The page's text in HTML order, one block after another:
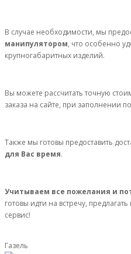
В случае необходимости, мы
манипулятором, что особенно
крупногабаритных изделий.
Вы можете рассчитать точную
заказа на сайте, при заполнении
Также мы готовы предоставить
для Вас время.
Учитываем все пожелания и
готовы идти на встречу,
сервис!
Газель